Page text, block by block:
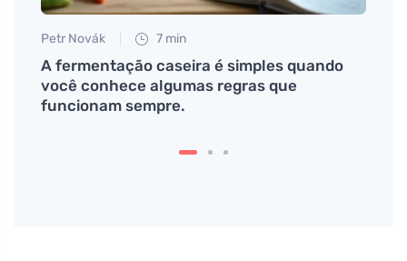
Petr Novák 7 min
A fermentação caseira é simples quando
você conhece algumas regras que
funcionam sempre.